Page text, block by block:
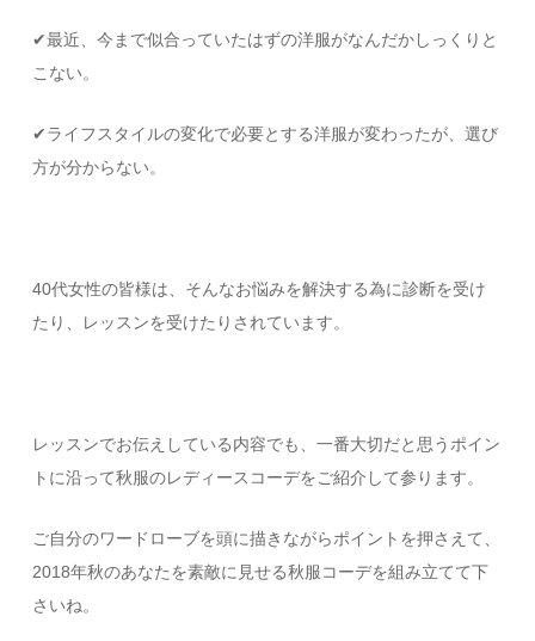
✔︎最近、今まで似合っていたはずの洋服がなんだかしっくりと
こない。
✔︎ライフスタイルの変化で必要とする洋服が変わったが、選び
方が分からない。
40代女性の皆様は、そんなお悩みを解決する為に診断を受け
たり、レッスンを受けたりされています。
レッスンでお伝えしている内容でも、一番大切だと思うポイン
トに沿って秋服のレディースコーデをご紹介して参ります。
ご自分のワードローブを頭に描きながらポイントを押さえて、
2018年秋のあなたを素敵に見せる秋服コーデを組み立てて下
さいね。